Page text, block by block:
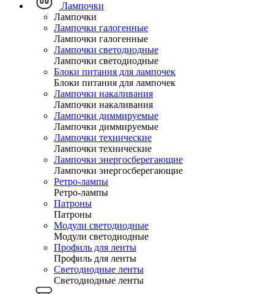
Лампочки
Лампочки
Лампочки галогенные
Лампочки галогенные
Лампочки светодиодные
Лампочки светодиодные
Блоки питания для лампочек
Блоки питания для лампочек
Лампочки накаливания
Лампочки накаливания
Лампочки диммируемые
Лампочки диммируемые
Лампочки технические
Лампочки технические
Лампочки энергосберегающие
Лампочки энергосберегающие
Ретро-лампы
Ретро-лампы
Патроны
Патроны
Модули светодиодные
Модули светодиодные
Профиль для ленты
Профиль для ленты
Светодиодные ленты
Светодиодные ленты